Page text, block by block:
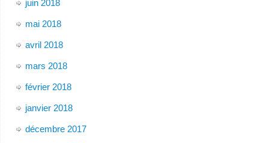
juin 2018
mai 2018
avril 2018
mars 2018
février 2018
janvier 2018
décembre 2017